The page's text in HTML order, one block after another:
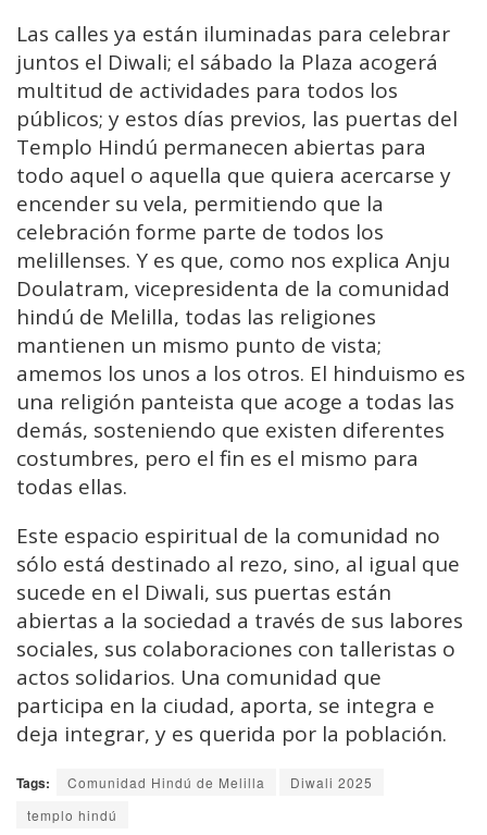
Las calles ya están iluminadas para celebrar
juntos el Diwali; el sábado la Plaza acogerá
multitud de actividades para todos los
públicos; y estos días previos, las puertas del
Templo Hindú permanecen abiertas para
todo aquel o aquella que quiera acercarse y
encender su vela, permitiendo que la
celebración forme parte de todos los
melillenses. Y es que, como nos explica Anju
Doulatram, vicepresidenta de la comunidad
hindú de Melilla, todas las religiones
mantienen un mismo punto de vista;
amemos los unos a los otros. El hinduismo es
una religión panteista que acoge a todas las
demás, sosteniendo que existen diferentes
costumbres, pero el fin es el mismo para
todas ellas.
Este espacio espiritual de la comunidad no
sólo está destinado al rezo, sino, al igual que
sucede en el Diwali, sus puertas están
abiertas a la sociedad a través de sus labores
sociales, sus colaboraciones con talleristas o
actos solidarios. Una comunidad que
participa en la ciudad, aporta, se integra e
deja integrar, y es querida por la población.
Tags: Comunidad Hindú de Melilla
Diwali 2025
templo hindú